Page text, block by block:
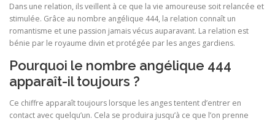
Dans une relation, ils veillent à ce que la vie amoureuse soit relancée et
stimulée. Grâce au nombre angélique 444, la relation connaît un
romantisme et une passion jamais vécus auparavant. La relation est
bénie par le royaume divin et protégée par les anges gardiens.
Pourquoi le nombre angélique 444
apparaît-il toujours ?
Ce chiffre apparaît toujours lorsque les anges tentent d’entrer en
contact avec quelqu’un. Cela se produira jusqu’à ce que l’on prenne